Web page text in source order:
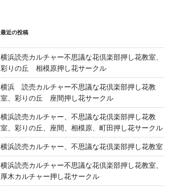
最近の投稿
横浜読売カルチャー不思議な花倶楽部押し花教室、
彩りの丘 相模原押し花サークル
横浜 読売カルチャー不思議な花倶楽部押し花教
室、彩りの丘 座間押し花サークル
横浜読売カルチャー、不思議な花倶楽部押し花教
室、彩りの丘、座間、相模原、町田押し花サークル
横浜読売カルチャー、不思議な花倶楽部押し花教室
横浜読売カルチャー不思議な花倶楽部押し花教室、
厚木カルチャー押し花サークル